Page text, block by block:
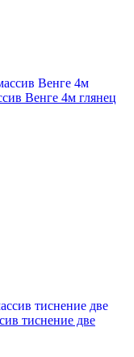
Венге 4м глянец
тиснение две